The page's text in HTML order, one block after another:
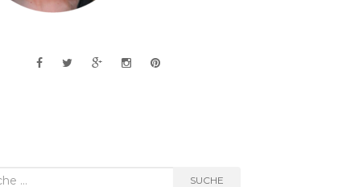
SUCHE